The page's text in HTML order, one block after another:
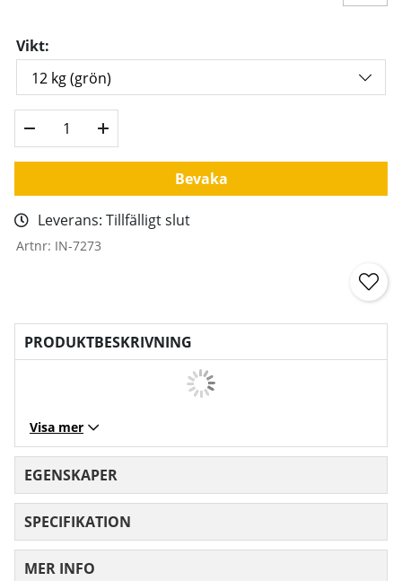
Vikt:
Bevaka
Leverans: Tillfälligt slut
Artnr: IN-7273
PRODUKTBESKRIVNING
Visa mer
EGENSKAPER
SPECIFIKATION
MER INFO